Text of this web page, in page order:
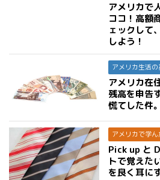
アメリカで
ココ！高額
ェックして
しよう！
アメリカ生活の
アメリカ在
残高を申告
慌てした件。
アメリカで学
Pick up と
トで覚えた
を良く耳に